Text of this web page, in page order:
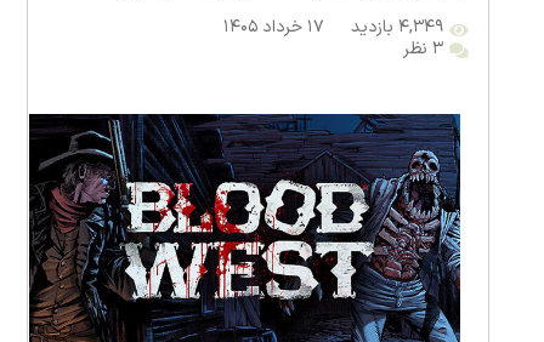
۴,۳۴۹ بازدید
۱۷ خرداد ۱۴۰۵
۳ نظر